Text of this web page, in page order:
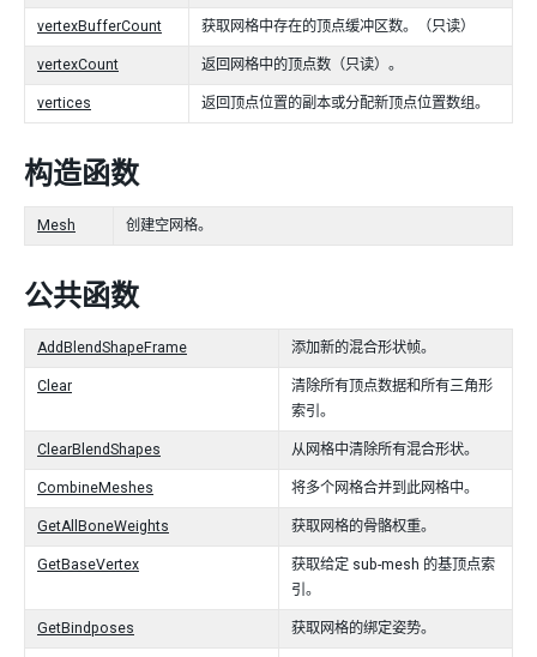
vertexBufferCount 获取网格中存在的顶点缓冲区数。（只读）
vertexCount 返回网格中的顶点数（只读）。
vertices 返回顶点位置的副本或分配新顶点位置数组。
构造函数
Mesh 创建空网格。
公共函数
AddBlendShapeFrame 添加新的混合形状帧。
Clear
清除所有顶点数据和所有三角形
索引。
ClearBlendShapes 从网格中清除所有混合形状。
CombineMeshes 将多个网格合并到此网格中。
GetAllBoneWeights 获取网格的骨骼权重。
GetBaseVertex
获取给定 sub-mesh 的基顶点索
引。
GetBindposes 获取网格的绑定姿势。